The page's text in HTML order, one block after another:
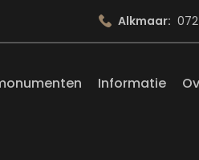
Informatie
Alkmaar: